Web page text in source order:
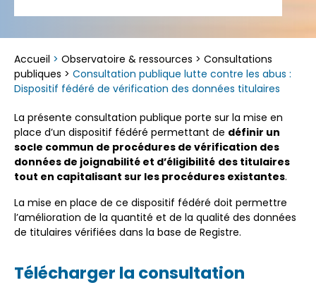
Accueil > Observatoire & ressources > Consultations
publiques > Consultation publique lutte contre les abus :
Dispositif fédéré de vérification des données titulaires
La présente consultation publique porte sur la mise en
place d’un dispositif fédéré permettant de définir un
socle commun de procédures de vérification des
données de joignabilité et d’éligibilité des titulaires
tout en capitalisant sur les procédures existantes.
La mise en place de ce dispositif fédéré doit permettre
l’amélioration de la quantité et de la qualité des données
de titulaires vérifiées dans la base de Registre.
Télécharger la consultation